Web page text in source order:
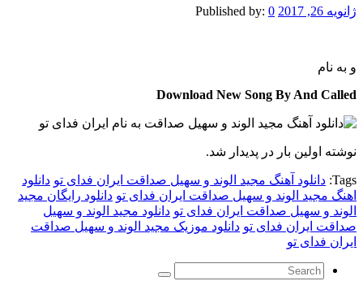
ژانویه 26, 2017 Published by: 0
و به نام
Download New Song By And Called
نوشته اولین بار در پدیدار شد.
Tags: دانلود آهنگ مجید الوند و سهیل صداقت ایران فدای تو دانلود
اهنگ مجید الوند و سهیل صداقت ایران فدای تو دانلود رایگان مجید
الوند و سهیل صداقت ایران فدای تو دانلود مجید الوند و سهیل
صداقت ایران فدای تو دانلود موزیک مجید الوند و سهیل صداقت
ایران فدای تو